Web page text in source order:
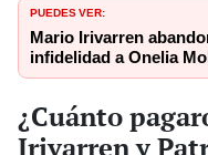
PUEDES VER:
Mario Irivarren
infidelidad a Onelia
¿Cuánto
Irivarren y